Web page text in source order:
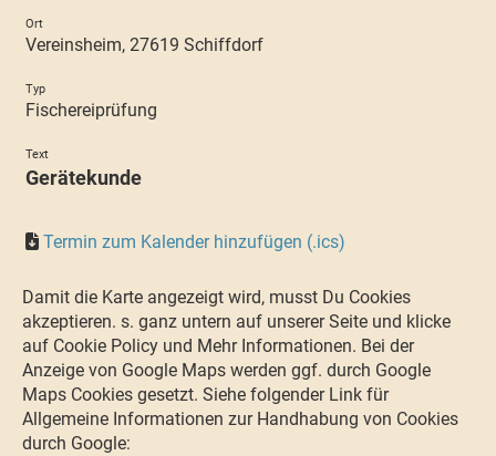
Ort
Vereinsheim, 27619 Schiffdorf
Typ
Fischereiprüfung
Text
Gerätekunde
Termin zum Kalender hinzufügen (.ics)
Damit die Karte angezeigt wird, musst Du Cookies
akzeptieren. s. ganz untern auf unserer Seite und klicke
auf Cookie Policy und Mehr Informationen. Bei der
Anzeige von Google Maps werden ggf. durch Google
Maps Cookies gesetzt. Siehe folgender Link für
Allgemeine Informationen zur Handhabung von Cookies
durch Google: